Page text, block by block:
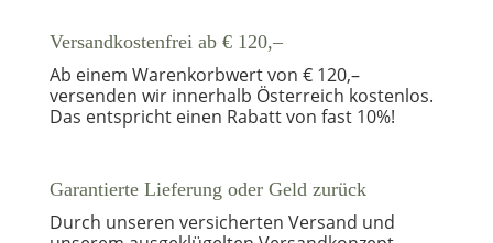
Versandkostenfrei ab € 120,–
Ab einem Warenkorbwert von € 120,–
versenden wir innerhalb Österreich kostenlos.
Das entspricht einen Rabatt von fast 10%!
Garantierte Lieferung oder Geld zurück
Durch unseren versicherten Versand und